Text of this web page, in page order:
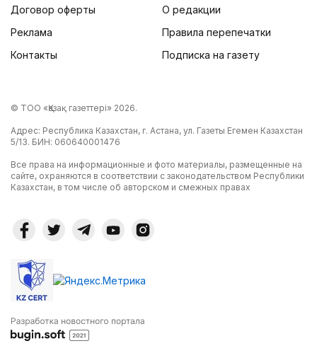
Договор оферты
Реклама
Контакты
О редакции
Правила перепечатки
Подписка на газету
© ТОО «Қазақ газеттері» 2026.
Адрес: Республика Казахстан, г. Астана, ул. Газеты Егемен Казахстан
5/13. БИН: 060640001476
Все права на информационные и фото материалы, размещенные на
сайте, охраняются в соответствии с законодательством Республики
Казахстан, в том числе об авторском и смежных правах